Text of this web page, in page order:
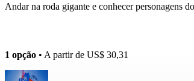
Andar na roda gigante e conhecer personagens
1 opção • A partir de US$ 30,31